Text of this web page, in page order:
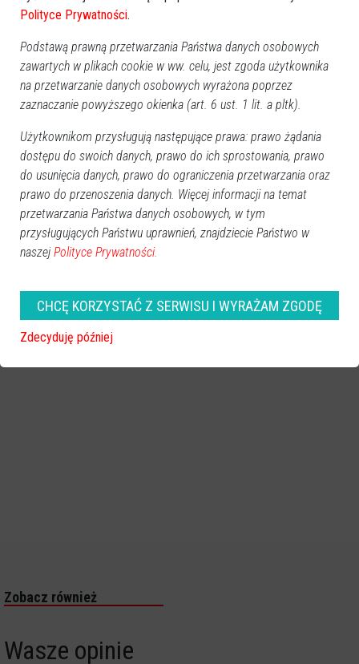
REKLAMA
Więcej o: Miejska Biblioteka Publiczna,Ostrołęka,MBP
Zobacz również
Wasze opinie
Polityce Prywatności.
Podstawą prawną przetwarzania Państwa danych osobowych
zawartych w plikach cookie w ww. celu, jest zgoda użytkownika
na przetwarzanie danych osobowych wyrażona poprzez
zaznaczanie powyższego okienka (art. 6 ust. 1 lit. a pltk).
Użytkownikom przysługują następujące prawa: prawo żądania
dostępu do swoich danych, prawo do ich sprostowania, prawo
do usunięcia danych, prawo do ograniczenia przetwarzania oraz
prawo do przenoszenia danych. Więcej informacji na temat
przetwarzania Państwa danych osobowych, w tym
przysługujących Państwu uprawnień, znajdziecie Państwo w
naszej Polityce Prywatności.
CHCĘ KORZYSTAĆ Z SERWISU I WYRAŻAM ZGODĘ
Zdecyduję później